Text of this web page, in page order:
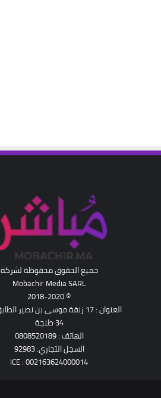
جميع الحقوق محفوظة لشركة
Mobachir Media SARL
© 2018-2020
34 طنجة
الهاتف : 0808520189
السجل التجاري: 92983
ICE : 002163624000014